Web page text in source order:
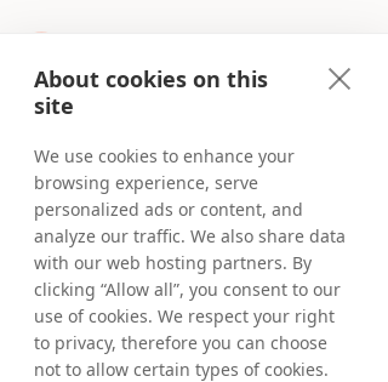
Denise Kolles
28 sty
4 minut(y) czytania
Tradedoubler PVN - prywatna sieć
afiliacyjna
Tradedoubler PVN to prywatna sieć afiliacyjna white-
która pozwala markom i agencjom uruchomić własny
program partnerski z pełną kontrolą i raportowaniem.
About cookies on this
site
We use cookies to enhance your
browsing experience, serve
personalized ads or content, and
analyze our traffic. We also share data
with our web hosting partners. By
clicking “Allow all”, you consent to our
use of cookies. We respect your right
to privacy, therefore you can choose
not to allow certain types of cookies.